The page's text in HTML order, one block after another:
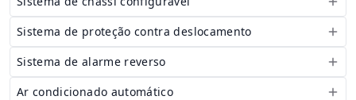
Sistema de proteção contra deslocamento
Sistema de alarme reverso
Ar condicionado automático